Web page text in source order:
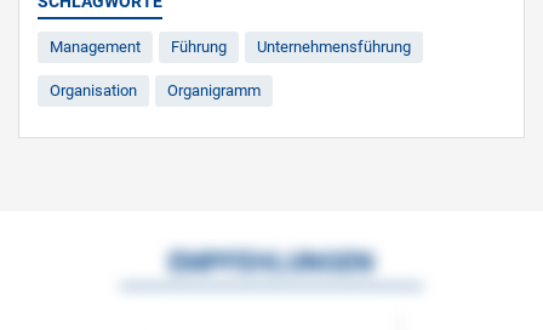
Management Führung Unternehmensführung
Organisation Organigramm
EMPFEHLUNGEN